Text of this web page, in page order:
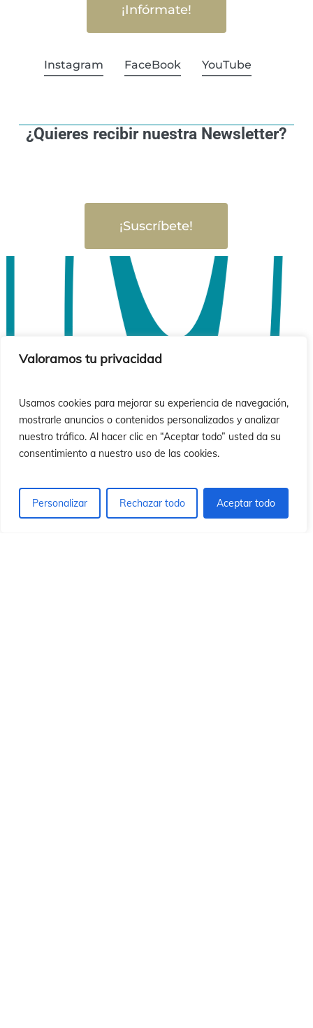
Valoramos tu privacidad
Usamos cookies para mejorar su experiencia de navegación,
mostrarle anuncios o contenidos personalizados y analizar
nuestro tráfico. Al hacer clic en “Aceptar todo” usted da su
consentimiento a nuestro uso de las cookies.
Personalizar Rechazar todo Aceptar todo
¡Infórmate!
Instagram FaceBook YouTube
¿Quieres recibir nuestra Newsletter?
¡Suscríbete!